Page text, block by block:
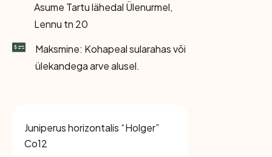
Asume Tartu lähedal Ülenurmel,
Lennu tn 20
Maksmine: Kohapeal sularahas või
ülekandega arve alusel.
Juniperus horizontalis “Holger”
Co12